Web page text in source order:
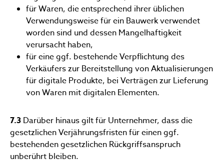
für Waren, die entsprechend ihrer üblichen
Verwendungsweise für ein Bauwerk verwendet
worden sind und dessen Mangelhaftigkeit
verursacht haben,
für eine ggf. bestehende Verpflichtung des
Verkäufers zur Bereitstellung von Aktualisierungen
für digitale Produkte, bei Verträgen zur Lieferung
von Waren mit digitalen Elementen.
7.3 Darüber hinaus gilt für Unternehmer, dass die
gesetzlichen Verjährungsfristen für einen ggf.
bestehenden gesetzlichen Rückgriffsanspruch
unberührt bleiben.